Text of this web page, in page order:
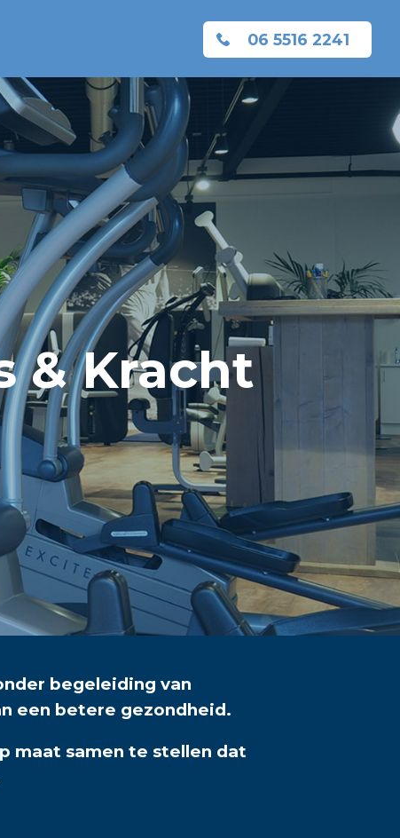
06 5516 2241
& Kracht
begeleiding van
een betere gezondheid.
maat samen te stellen dat